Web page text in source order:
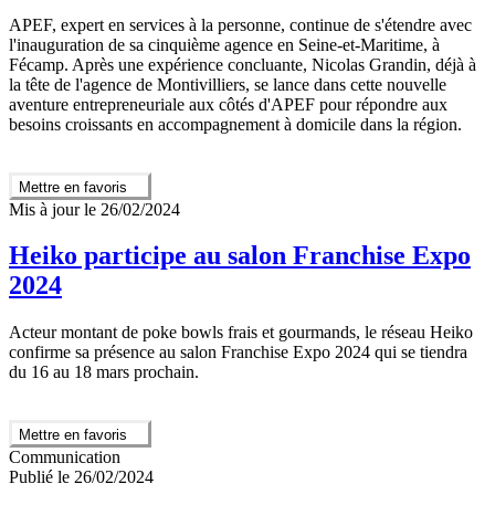
APEF, expert en services à la personne, continue de s'étendre avec
l'inauguration de sa cinquième agence en Seine-et-Maritime, à
Fécamp. Après une expérience concluante, Nicolas Grandin, déjà à
la tête de l'agence de Montivilliers, se lance dans cette nouvelle
aventure entrepreneuriale aux côtés d'APEF pour répondre aux
besoins croissants en accompagnement à domicile dans la région.
Mettre en favoris
Mis à jour le 26/02/2024
Heiko participe au salon Franchise Expo
2024
Acteur montant de poke bowls frais et gourmands, le réseau Heiko
confirme sa présence au salon Franchise Expo 2024 qui se tiendra
du 16 au 18 mars prochain.
Mettre en favoris
Communication
Publié le 26/02/2024